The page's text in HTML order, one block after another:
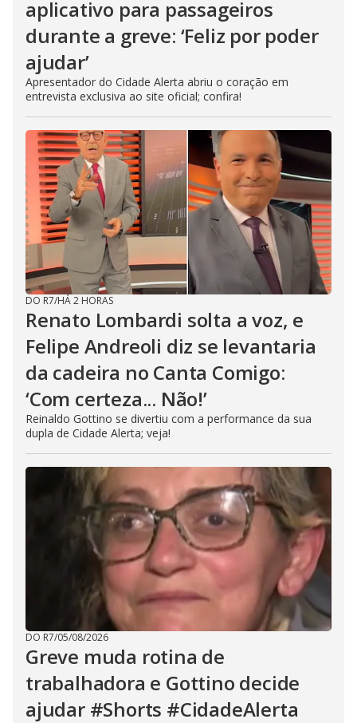
aplicativo para passageiros
durante a greve: ‘Feliz por poder
ajudar’
Apresentador do Cidade Alerta abriu o coração em
entrevista exclusiva ao site oficial; confira!
DO R7/HÁ 2 HORAS
Renato Lombardi solta a voz, e
Felipe Andreoli diz se levantaria
da cadeira no Canta Comigo:
‘Com certeza... Não!’
Reinaldo Gottino se divertiu com a performance da sua
dupla de Cidade Alerta; veja!
DO R7/05/08/2026
Greve muda rotina de
trabalhadora e Gottino decide
ajudar #Shorts #CidadeAlerta